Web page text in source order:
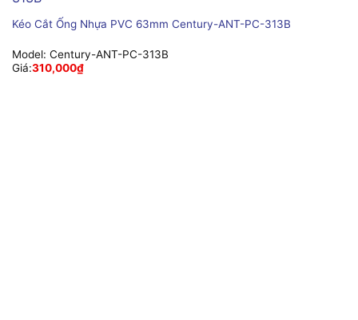
Kéo Cắt Ống Nhựa PVC 63mm Century-ANT-PC-313B
Model: Century-ANT-PC-313B
Giá:310,000₫